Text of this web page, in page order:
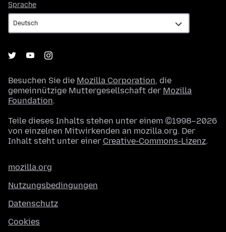
Sprache
Besuchen Sie die Mozilla Corporation, die
gemeinnützige Muttergesellschaft der Mozilla
Foundation.
Teile dieses Inhalts stehen unter einem ©1998–2026
von einzelnen Mitwirkenden an mozilla.org. Der
Inhalt steht unter einer Creative-Commons-Lizenz.
mozilla.org
Nutzungsbedingungen
Datenschutz
Cookies